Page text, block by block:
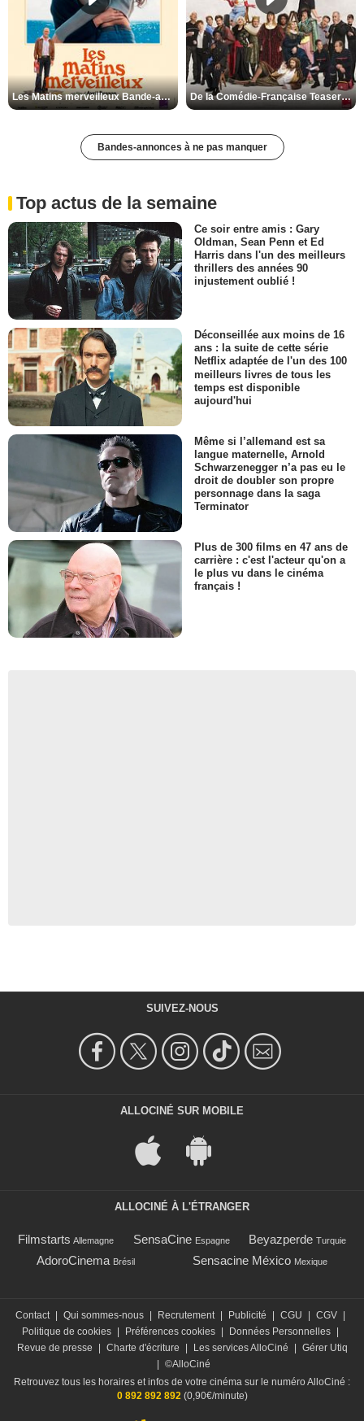
Les Matins merveilleux Bande-annonce VF De la Comédie-Française Teaser VF
Bandes-annonces à ne pas manquer
Top actus de la semaine
Ce soir entre amis : Gary
Oldman, Sean Penn et Ed
Harris dans l'un des meilleurs
thrillers des années 90
injustement oublié !
Déconseillée aux moins de 16
ans : la suite de cette série
Netflix adaptée de l'un des 100
meilleurs livres de tous les
temps est disponible
aujourd'hui
Même si l’allemand est sa
langue maternelle, Arnold
Schwarzenegger n’a pas eu le
droit de doubler son propre
personnage dans la saga
Terminator
Plus de 300 films en 47 ans de
carrière : c'est l'acteur qu'on a
le plus vu dans le cinéma
français !
SUIVEZ-NOUS
ALLOCINÉ SUR MOBILE
ALLOCINÉ À L'ÉTRANGER
Filmstarts Allemagne SensaCine Espagne Beyazperde Turquie
AdoroCinema Brésil Sensacine México Mexique
Contact Qui sommes-nous Recrutement Publicité CGU CGV
Politique de cookies
Préférences cookies Données Personnelles
Revue de presse
Charte d'écriture Les services AlloCiné
Gérer Utiq
©AlloCiné
Retrouvez tous les horaires et infos de votre cinéma sur le numéro AlloCiné :
0 892 892 892(0,90€/minute)